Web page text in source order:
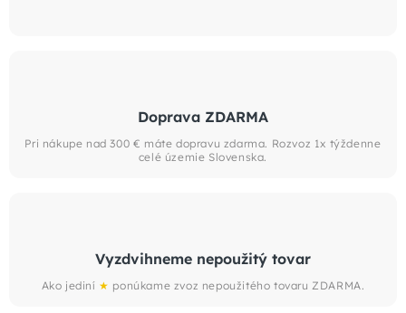
Doprava ZDARMA
Pri nákupe nad 300 € máte dopravu zdarma. Rozvoz 1x týždenne
celé územie Slovenska.
Vyzdvihneme nepoužitý tovar
Ako jediní ★ ponúkame zvoz nepoužitého tovaru ZDARMA.